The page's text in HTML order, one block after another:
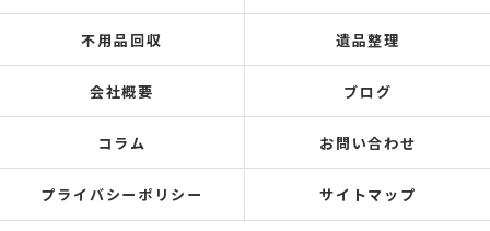
不用品回収 遺品整理
会社概要 ブログ
コラム お問い合わせ
プライバシーポリシー サイトマップ